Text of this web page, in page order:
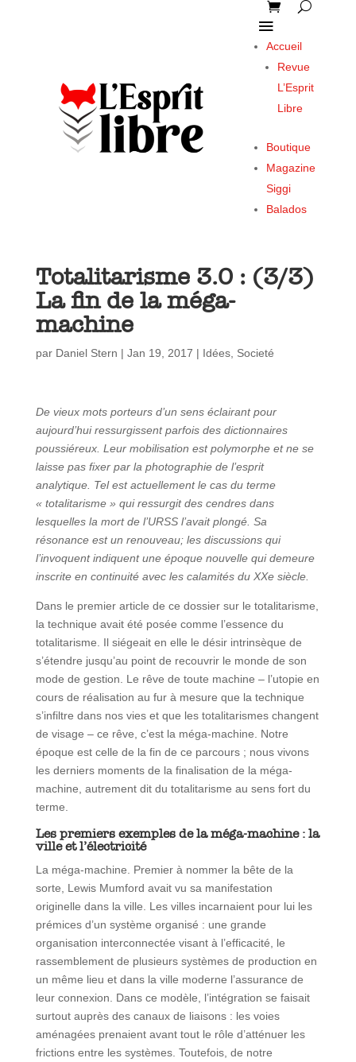
Accueil
Revue
L’Esprit
Libre
Boutique
Magazine
Siggi
Balados
Totalitarisme 3.0 : (3/3)
La fin de la méga-
machine
par Daniel Stern | Jan 19, 2017 | Idées, Societé
De vieux mots porteurs d’un sens éclairant pour
aujourd’hui ressurgissent parfois des dictionnaires
poussiéreux. Leur mobilisation est polymorphe et ne se
laisse pas fixer par la photographie de l’esprit
analytique. Tel est actuellement le cas du terme
« totalitarisme » qui ressurgit des cendres dans
lesquelles la mort de l’URSS l’avait plongé. Sa
résonance est un renouveau; les discussions qui
l’invoquent indiquent une époque nouvelle qui demeure
inscrite en continuité avec les calamités du XXe siècle.
Dans le premier article de ce dossier sur le totalitarisme,
la technique avait été posée comme l’essence du
totalitarisme. Il siégeait en elle le désir intrinsèque de
s’étendre jusqu’au point de recouvrir le monde de son
mode de gestion. Le rêve de toute machine – l’utopie en
cours de réalisation au fur à mesure que la technique
s’infiltre dans nos vies et que les totalitarismes changent
de visage – ce rêve, c’est la méga-machine. Notre
époque est celle de la fin de ce parcours ; nous vivons
les derniers moments de la finalisation de la méga-
machine, autrement dit du totalitarisme au sens fort du
terme.
Les premiers exemples de la méga-machine : la
ville et l’électricité
La méga-machine. Premier à nommer la bête de la
sorte, Lewis Mumford avait vu sa manifestation
originelle dans la ville. Les villes incarnaient pour lui les
prémices d’un système organisé : une grande
organisation interconnectée visant à l’efficacité, le
rassemblement de plusieurs systèmes de production en
un même lieu et dans la ville moderne l’assurance de
leur connexion. Dans ce modèle, l’intégration se faisait
surtout auprès des canaux de liaisons : les voies
aménagées prenaient avant tout le rôle d’atténuer les
frictions entre les systèmes. Toutefois, de notre